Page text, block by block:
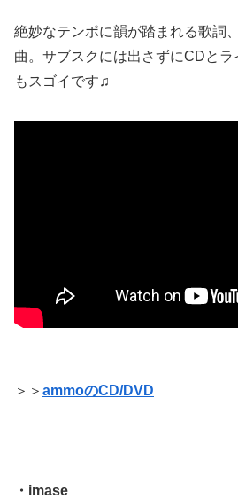
絶妙なテンポに韻が踏まれる歌詞
曲。サブスクには出さずにCDと
もスゴイです♫
＞＞ ammoのCD/DVD
・imase